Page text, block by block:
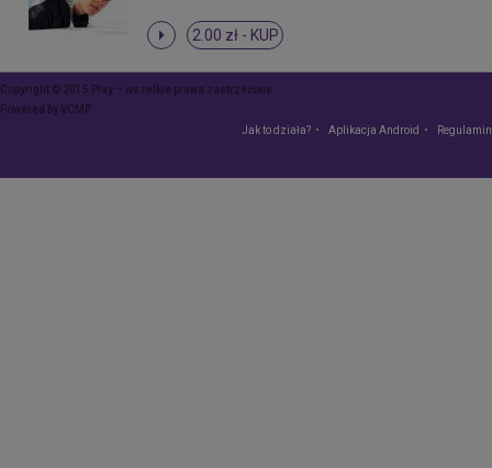
2.00 zł - KUP
Copyright © 2015 Play – wszelkie prawa zastrzeżone
Powered byVCMP
Jak to działa?
Aplikacja Android Regulamin